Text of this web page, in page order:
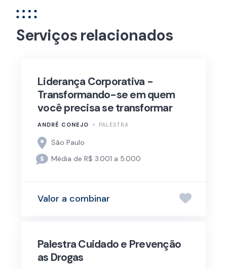
Serviços relacionados
Liderança Corporativa -
Transformando-se em quem
você precisa se transformar
ANDRÉ CONEJO PALESTRA
São Paulo
Média de R$ 3.001 a 5.000
Valor a combinar
Palestra Cuidado e Prevenção
as Drogas